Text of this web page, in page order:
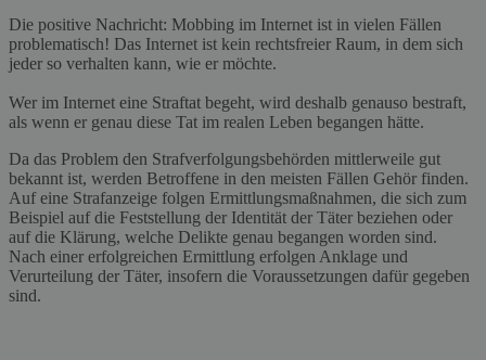
Die positive Nachricht: Mobbing im Internet ist in vielen Fällen
problematisch! Das Internet ist kein rechtsfreier Raum, in dem sich
jeder so verhalten kann, wie er möchte.
Wer im Internet eine Straftat begeht, wird deshalb genauso bestraft,
als wenn er genau diese Tat im realen Leben begangen hätte.
Da das Problem den Strafverfolgungsbehörden mittlerweile gut
bekannt ist, werden Betroffene in den meisten Fällen Gehör finden.
Auf eine Strafanzeige folgen Ermittlungsmaßnahmen, die sich zum
Beispiel auf die Feststellung der Identität der Täter beziehen oder
auf die Klärung, welche Delikte genau begangen worden sind.
Nach einer erfolgreichen Ermittlung erfolgen Anklage und
Verurteilung der Täter, insofern die Voraussetzungen dafür gegeben
sind.